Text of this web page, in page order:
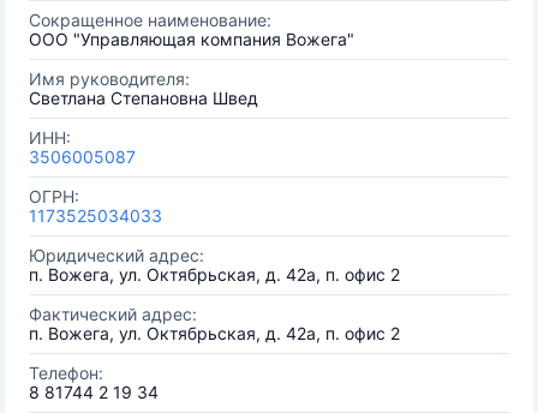
Сокращенное наименование:
ООО "Управляющая компания Вожега"
Имя руководителя:
Светлана Степановна Швед
ИНН:
3506005087
ОГРН:
1173525034033
Юридический адрес:
п. Вожега, ул. Октябрьская, д. 42а, п. офис 2
Фактический адрес:
п. Вожега, ул. Октябрьская, д. 42а, п. офис 2
Телефон:
8 81744 2 19 34